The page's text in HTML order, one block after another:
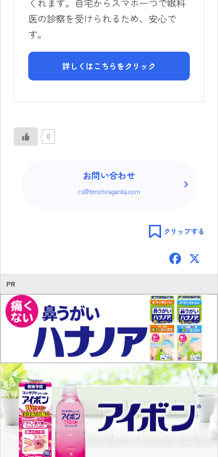
くれます。自宅からスマホ一つで眼科
医の診察を受けられるため、安心で
す。
詳しくはこちらをクリック
0
お問い合わせ
cs@tenohiraganka.com
クリップする
F
ac
e
b
o
ok
PR